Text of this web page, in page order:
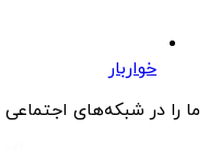
خواربار
ما را در شبکه‌های اجتماعی